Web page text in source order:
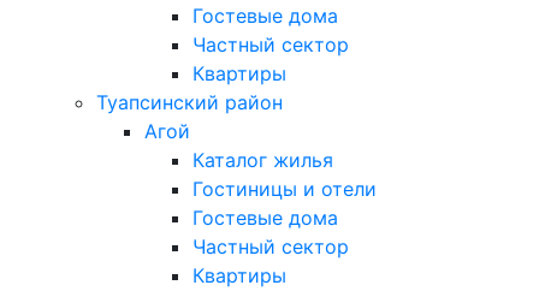
Гостевые дома
Частный сектор
Квартиры
Туапсинский район
Агой
Каталог жилья
Гостиницы и отели
Гостевые дома
Частный сектор
Квартиры